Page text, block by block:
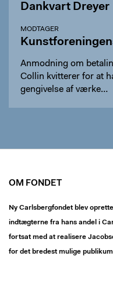
Dankvart Dreyer
MODTAGER
Anmodning om
Collin kvitterer for at
gengivelse af værke…
OM FONDET
Ny Carlsbergfondet blev
indtægterne fra hans andel i
fortsat med at realisere
for det bredest mulige